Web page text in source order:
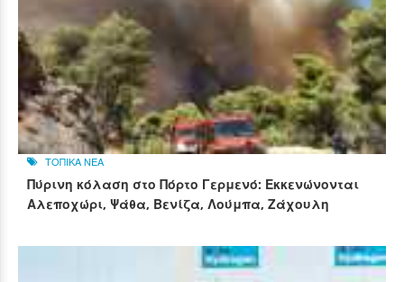
ΤΟΠΙΚΑ ΝΕΑ
Πύρινη κόλαση στο Πόρτο Γερμενό: Εκκενώνονται
Αλεποχώρι, Ψάθα, Βενίζα, Λούμπα, Ζάχουλη